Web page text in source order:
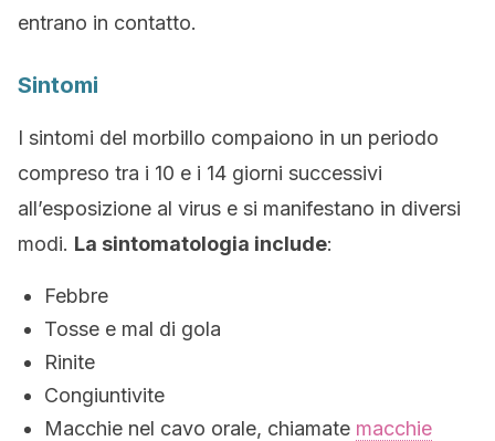
entrano in contatto.
Sintomi
I sintomi del morbillo compaiono in un periodo
compreso tra i 10 e i 14 giorni successivi
all’esposizione al virus e si manifestano in diversi
modi. La sintomatologia include:
Febbre
Tosse e mal di gola
Rinite
Congiuntivite
Macchie nel cavo orale, chiamate macchie